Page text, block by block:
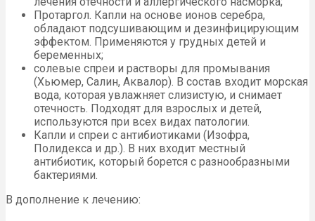
Протаргол. Капли на основе ионов серебра,
обладают подсушивающим и дезинфицирующим
эффектом. Применяются у грудных детей и
беременных;
солевые спреи и растворы для промывания
(Хьюмер, Салин, Аквалор). В состав входит морская
вода, которая увлажняет слизистую, и снимает
отечность. Подходят для взрослых и детей,
используются при всех видах патологии.
Капли и спреи с антибиотиками (Изофра,
Полидекса и др.). В них входит местный
антибиотик, который борется с разнообразными
бактериями.
В дополнение к лечению: